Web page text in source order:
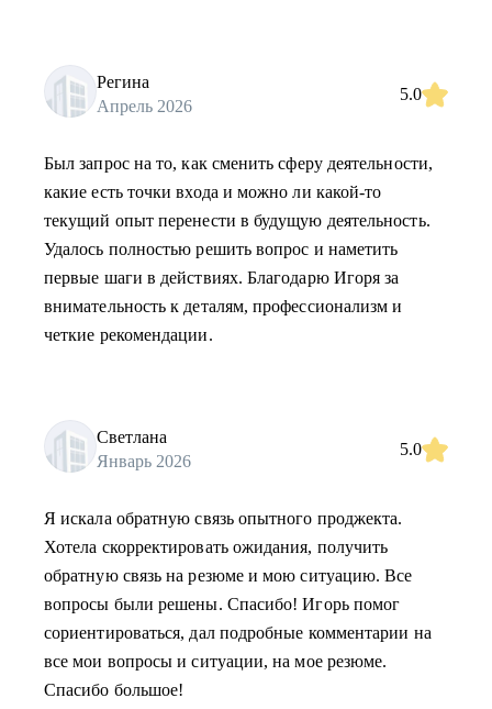
Регина
Апрель 2026
5.0
Был запрос на то, как сменить сферу деятельности,
какие есть точки входа и можно ли какой-то
текущий опыт перенести в будущую деятельность.
Удалось полностью решить вопрос и наметить
первые шаги в действиях. Благодарю Игоря за
внимательность к деталям, профессионализм и
четкие рекомендации.
Светлана
Январь 2026
5.0
Я искала обратную связь опытного проджекта.
Хотела скорректировать ожидания, получить
обратную связь на резюме и мою ситуацию. Все
вопросы были решены. Спасибо! Игорь помог
сориентироваться, дал подробные комментарии на
все мои вопросы и ситуации, на мое резюме.
Спасибо большое!